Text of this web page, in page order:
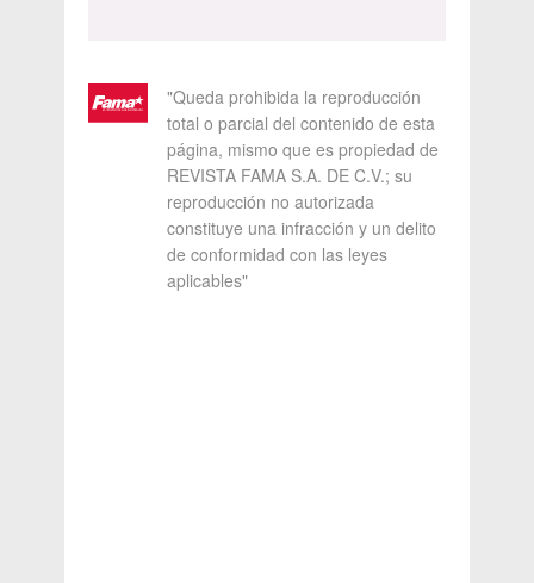
"Queda prohibida la reproducción
total o parcial del contenido de esta
página, mismo que es propiedad de
REVISTA FAMA S.A. DE C.V.; su
reproducción no autorizada
constituye una infracción y un delito
de conformidad con las leyes
aplicables"